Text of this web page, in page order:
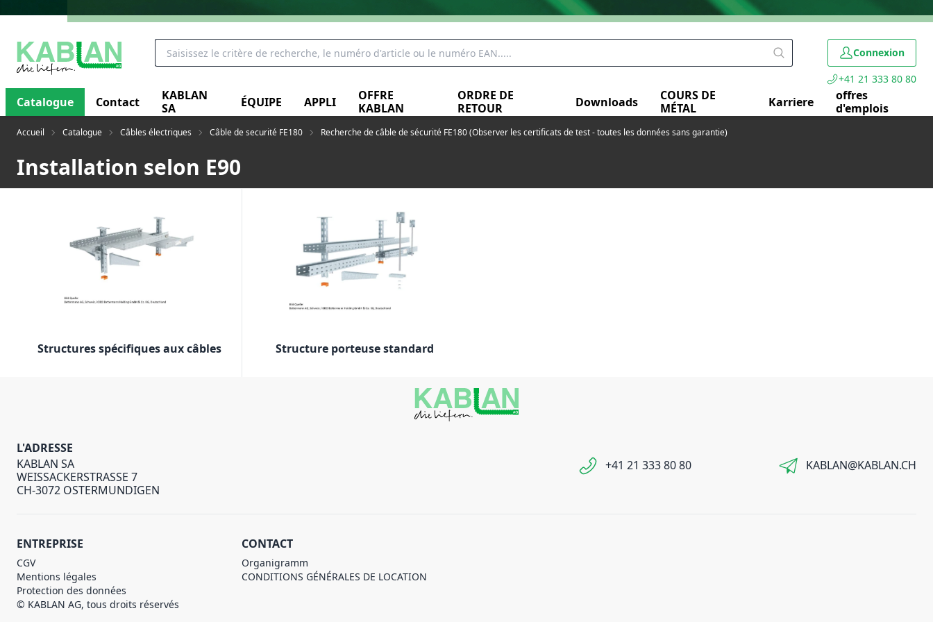
Connexion
+41 21 333 80 80
Catalogue Contact
KABLAN
SA
ÉQUIPE APPLI
OFFRE
KABLAN
ORDRE DE
RETOUR
Downloads
COURS DE
MÉTAL
Karriere
offres
d'emplois
Accueil Catalogue Câbles électriques Câble de securité FE180 Recherche de câble de sécurité FE180 (Observer les certificats de test - toutes les données sans garantie)
Installation selon E90
Structures spécifiques aux câbles Structure porteuse standard
L'ADRESSE
KABLAN SA
WEISSACKERSTRASSE 7
CH-3072 OSTERMUNDIGEN
+41 21 333 80 80 KABLAN@KABLAN.CH
ENTREPRISE
CGV
Mentions légales
Protection des données
© KABLAN AG, tous droits réservés
CONTACT
Organigramm
CONDITIONS GÉNÉRALES DE LOCATION